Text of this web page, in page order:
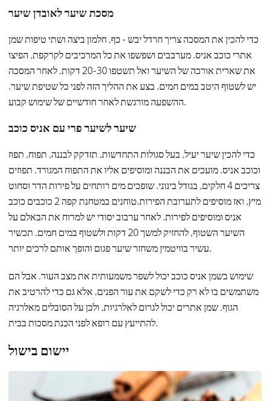
מסכת שיער לאובדן שיער
כדי להכין את המסכה צריך חרדל יבש - כף, חלמון ביצה ושתי טיפות שמן
אתרי כוכב אניס. מערבבים ושפשפו את כל המרכיבים לקרקפת, הפיצו
את שארית אורכה של השיער ואל תשטפו 20-30 דקות. לאחר המסכה
יש לשטוף היטב במים חמים. בצע את ההליך הזה לפני כל שטיפת שיער.
ההשפעה מורגשת לאחר חודשיים של שימוש קבוע.
שיער לשיער פרי עם אניס כוכב
כדי להכין שיער יעיל, בעל סגולות התחדשות, תזדקק לבננה, תפוח, תפוז
וכוכב אניס. מועכים את הבננה ומוסיפים אליו את התפוח המגורד. תפוזים
צריכים 4 חלקים, בגודל בינוני. שופכים מים רותחים על פירות הדר וסחוט
מיץ, ואז מוסיפים לתערובת הפירות.טוחנים במטחנת קפה 2 כוכבים כוכב
אניס ומוסיפים לפירות. לאחר ערבוב יסודי יש למרוח את הבאלם על
השיער השטוף, להחזיק למשך 20 דקות ולשטוף במים חמים. תכשיר
עשיר בוויטמין משחזר שיער פגום והופך אותם לרכים יותר.
שימוש בשמן אניס כוכב יכול לשפר משמעותית את מצב העור. אבל הם
משתמשים בו לא רק כדי לשקם את עור הפנים, אלא גם כדי להרטיב את
הגוף. שמן אתרים יכול לגרום לאלרגיות, ולכן על הסובלים מאלרגיה
להתייעץ עם רופא לפני הכנת מסכות בבית.
יישום בישול